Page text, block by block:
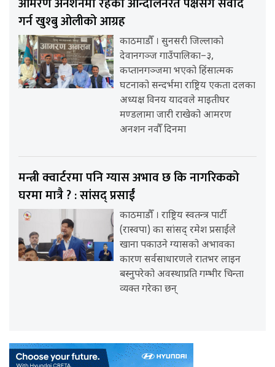
गर्न खुश्बु ओलीको आग्रह
काठमाडौँ । सुनसरी जिल्लाको
देवानगञ्ज गाउँपालिका–३,
कप्तानगञ्जमा भएको हिंसात्मक
घटनाको सन्दर्भमा राष्ट्रिय एकता दलका
अध्यक्ष विनय यादवले माइतीघर
मण्डलामा जारी राखेको आमरण
अनशन नवौँ दिनमा
मन्त्री क्वार्टरमा पनि ग्यास अभाव छ कि नागरिकको
घरमा मात्रै ? : सांसद् प्रसाईं
काठमाडौँ । राष्ट्रिय स्वतन्त्र पार्टी
(रास्वपा) का सांसद् रमेश प्रसाईंले
खाना पकाउने ग्यासको अभावका
कारण सर्वसाधारणले रातभर लाइन
बस्नुपरेको अवस्थाप्रति गम्भीर चिन्ता
व्यक्त गरेका छन्